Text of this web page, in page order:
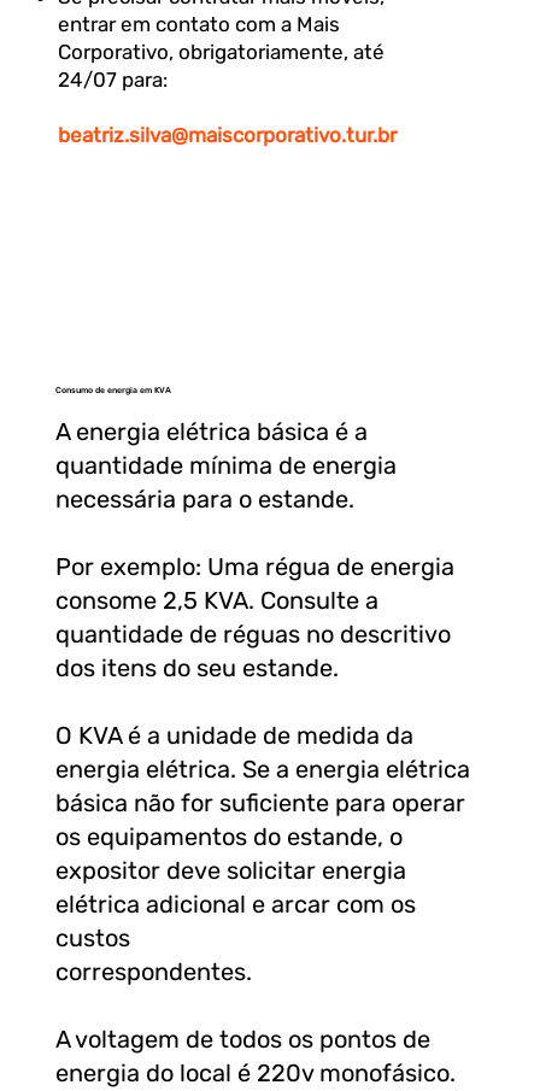
entrar em contato com a Mais
Corporativo, obrigatoriamente, até
24/07 para:
beatriz.silva@maiscorporativo.tur.br
Consumo de energia em KVA
A energia elétrica básica é a
quantidade mínima de energia
necessária para o estande.
Por exemplo: Uma régua de energia
consome 2,5 KVA. Consulte a
quantidade de réguas no descritivo
dos itens do seu estande.
O KVA é a unidade de medida da
energia elétrica. Se a energia elétrica
básica não for suficiente para operar
os equipamentos do estande, o
expositor deve solicitar energia
elétrica adicional e arcar com os
custos
correspondentes.
A voltagem de todos os pontos de
energia do local é 220v monofásico.